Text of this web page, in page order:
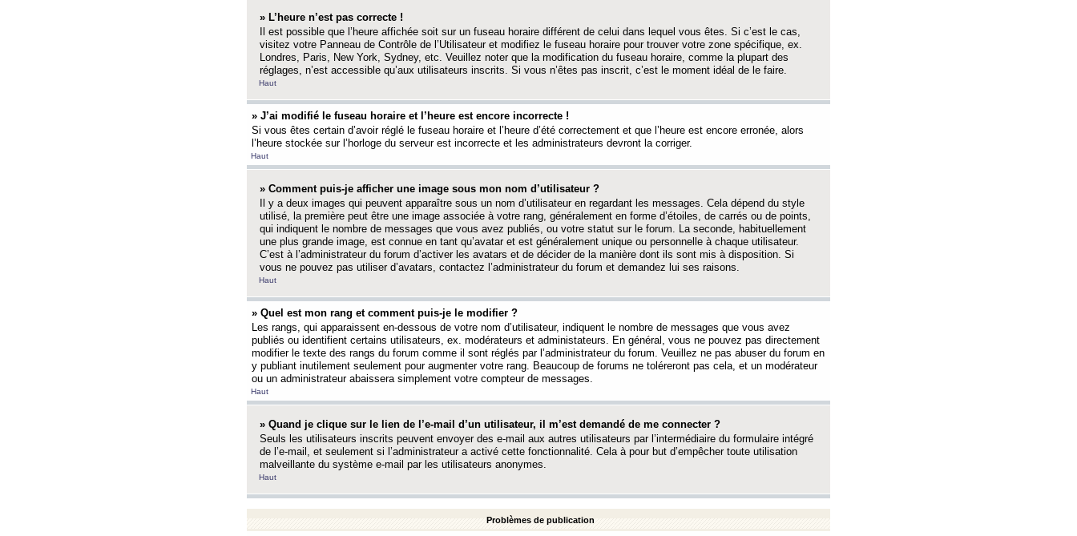
» L’heure n’est pas correcte !
Il est possible que l’heure affichée soit sur un fuseau horaire différent de celui dans lequel vous êtes. Si c’est le cas,
visitez votre Panneau de Contrôle de l’Utilisateur et modifiez le fuseau horaire pour trouver votre zone spécifique, ex.
Londres, Paris, New York, Sydney, etc. Veuillez noter que la modification du fuseau horaire, comme la plupart des
réglages, n’est accessible qu’aux utilisateurs inscrits. Si vous n’êtes pas inscrit, c’est le moment idéal de le faire.
Haut
» J’ai modifié le fuseau horaire et l’heure est encore incorrecte !
Si vous êtes certain d’avoir réglé le fuseau horaire et l’heure d’été correctement et que l’heure est encore erronée, alors
l’heure stockée sur l’horloge du serveur est incorrecte et les administrateurs devront la corriger.
Haut
» Comment puis-je afficher une image sous mon nom d’utilisateur ?
Il y a deux images qui peuvent apparaître sous un nom d’utilisateur en regardant les messages. Cela dépend du style
utilisé, la première peut être une image associée à votre rang, généralement en forme d’étoiles, de carrés ou de points,
qui indiquent le nombre de messages que vous avez publiés, ou votre statut sur le forum. La seconde, habituellement
une plus grande image, est connue en tant qu’avatar et est généralement unique ou personnelle à chaque utilisateur.
C’est à l’administrateur du forum d’activer les avatars et de décider de la manière dont ils sont mis à disposition. Si
vous ne pouvez pas utiliser d’avatars, contactez l’administrateur du forum et demandez lui ses raisons.
Haut
» Quel est mon rang et comment puis-je le modifier ?
Les rangs, qui apparaissent en-dessous de votre nom d’utilisateur, indiquent le nombre de messages que vous avez
publiés ou identifient certains utilisateurs, ex. modérateurs et administateurs. En général, vous ne pouvez pas directement
modifier le texte des rangs du forum comme il sont réglés par l’administrateur du forum. Veuillez ne pas abuser du forum en
y publiant inutilement seulement pour augmenter votre rang. Beaucoup de forums ne toléreront pas cela, et un modérateur
ou un administrateur abaissera simplement votre compteur de messages.
Haut
» Quand je clique sur le lien de l’e-mail d’un utilisateur, il m’est demandé de me connecter ?
Seuls les utilisateurs inscrits peuvent envoyer des e-mail aux autres utilisateurs par l’intermédiaire du formulaire intégré
de l’e-mail, et seulement si l’administrateur a activé cette fonctionnalité. Cela à pour but d’empêcher toute utilisation
malveillante du système e-mail par les utilisateurs anonymes.
Haut
Problèmes de publication